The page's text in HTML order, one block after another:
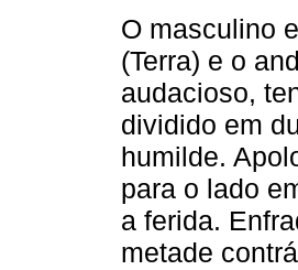
O masculino
(Terra) e o
audacioso,
dividido em
humilde.
para o lado
a ferida.
metade